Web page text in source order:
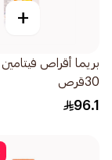
+
30قرص
96.1